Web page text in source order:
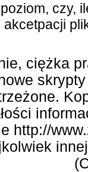
czy,
ciężka
http://